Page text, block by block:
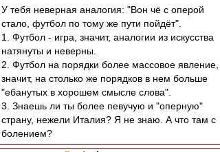
У тебя неверная аналогия: "Вон чё с оперой
стало, футбол по тому же пути пойдёт".
1. Футбол - игра, значит, аналогии из искусства
натянуты и неверны.
2. Футбол на порядки более массовое явление,
значит, на столько же порядков в нем больше
"ебанутых в хорошем смысле слова".
3. Знаешь ли ты более певучую и "оперную"
страну, нежели Италия? Я не знаю. А что там с
болением?